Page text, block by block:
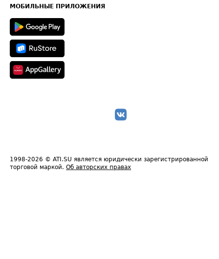
Техническая информация
МОБИЛЬНЫЕ ПРИЛОЖЕНИЯ
1998-2026 © ATI.SU является юридически зарегистрированной
торговой маркой. Об авторских правах